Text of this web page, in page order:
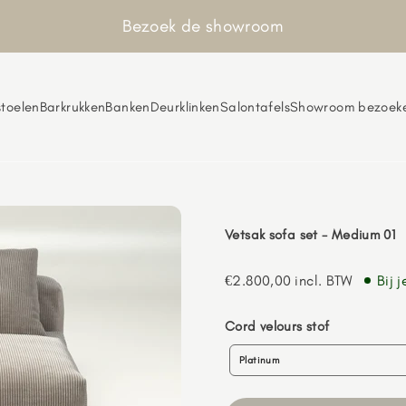
Bezoek de showroom
BarkrukkenBankenDeurklinkenSalontafelsShowroom
Vetsak sofa set - Medium 01
Aanbiedingsprijs
€2.800,00 incl. BTW Bij
Cord velours stofCord
velours
Platinum